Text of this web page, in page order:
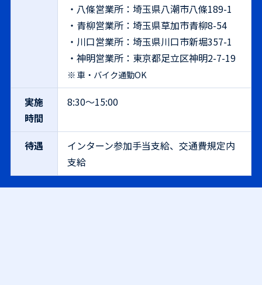
・八條営業所：埼玉県八潮市八條189-1
・青柳営業所：埼玉県草加市青柳8-54
・川口営業所：埼玉県川口市新堀357-1
・神明営業所：東京都足立区神明2-7-19
車・バイク通勤OK
実施
時間
8:30〜15:00
待遇
インターン参加手当支給、交通費規定内
支給